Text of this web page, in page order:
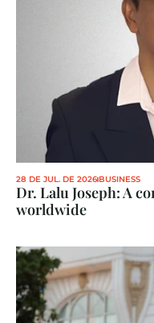
28 DE JUL. DE 2026 BUSINESS
Dr. Lalu Joseph: A
worldwide